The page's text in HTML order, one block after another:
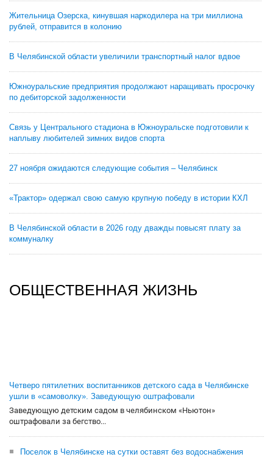
Жительница Озерска, кинувшая наркодилера на три миллиона
рублей, отправится в колонию
В Челябинской области увеличили транспортный налог вдвое
Южноуральские предприятия продолжают наращивать просрочку
по дебиторской задолженности
Связь у Центрального стадиона в Южноуральске подготовили к
наплыву любителей зимних видов спорта
27 ноября ожидаются следующие события – Челябинск
«Трактор» одержал свою самую крупную победу в истории КХЛ
В Челябинской области в 2026 году дважды повысят плату за
коммуналку
ОБЩЕСТВЕННАЯ ЖИЗНЬ
Четверо пятилетних воспитанников детского сада в Челябинске
ушли в «самоволку». Заведующую оштрафовали
Заведующую детским садом в челябинском «Ньютон»
оштрафовали за бегство...
Поселок в Челябинске на сутки оставят без водоснабжения